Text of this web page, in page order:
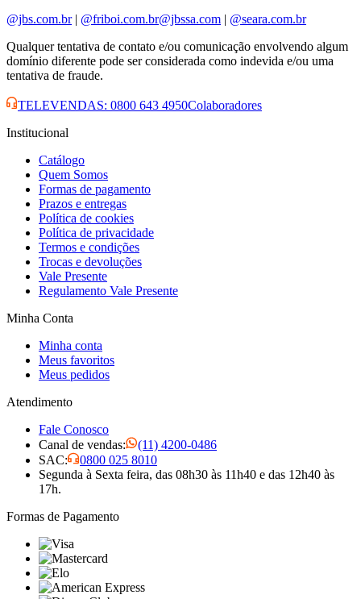
@jbs.com.br| @friboi.com.br@jbssa.com | @seara.com.br
Qualquer tentativa de contato e/ou comunicação envolvendo algum
domínio diferente pode ser considerada como indevida e/ou uma
tentativa de fraude.
TELEVENDAS: 0800 643 4950Colaboradores
Institucional
Catálogo
Quem Somos
Formas de pagamento
Prazos e entregas
Política de cookies
Política de privacidade
Termos e condições
Trocas e devoluções
Vale Presente
Regulamento Vale Presente
Minha Conta
Minha conta
Meus favoritos
Meus pedidos
Atendimento
Fale Conosco
Canal de vendas:
(11) 4200-0486
SAC:
0800 025 8010
Segunda à Sexta feira, das 08h30 às 11h40 e das 12h40 às
17h.
Formas de Pagamento